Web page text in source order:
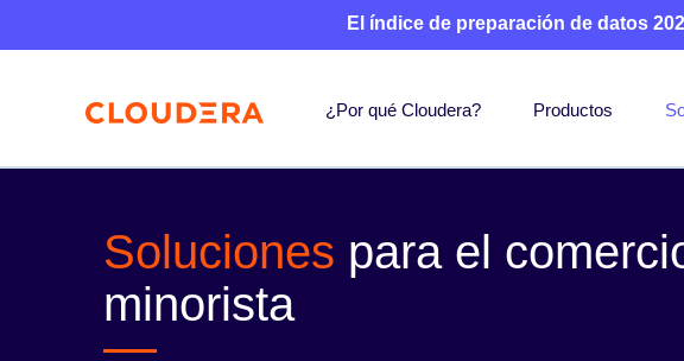
El índice de preparación de datos
¿Por qué Cloudera? Productos
Soluciones para el
minorista